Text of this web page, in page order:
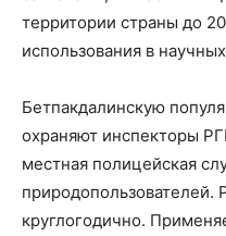
территории страны до
использования в
Бетпакдалинскую
охраняют инспекторы
местная полицейская
природопользователей.
круглогодично.